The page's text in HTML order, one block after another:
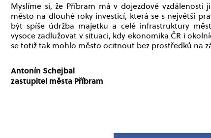
Myslíme si, že Příbram má v dojezdové
město na dlouhé roky investicí, která se s největší
být spíše údržba majetku a celé infrastruktury
vysoce zadlužovat v situaci, kdy ekonomika ČR i
se totiž tak mohlo město ocitnout bez prostředků na
Antonín Schejbal
zastupitel města Příbram